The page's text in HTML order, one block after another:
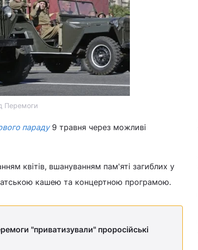
Перемоги
параду9 травня через можливі
квітів, вшануванням пам'яті загиблих у
кашею та концертною програмою.
"приватизували" проросійські